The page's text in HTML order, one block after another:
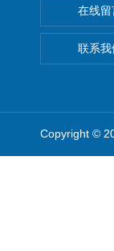
在线留
联系我
Copyright ©